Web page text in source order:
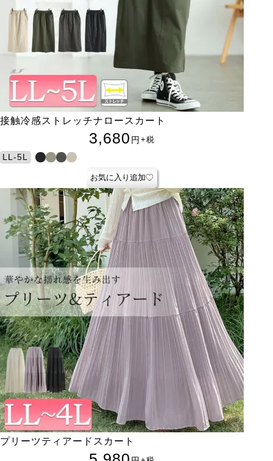
接触冷感ストレッチナロースカート
3,680 円 +税
LL-5L
お気に入り追加
プリーツティアードスカート